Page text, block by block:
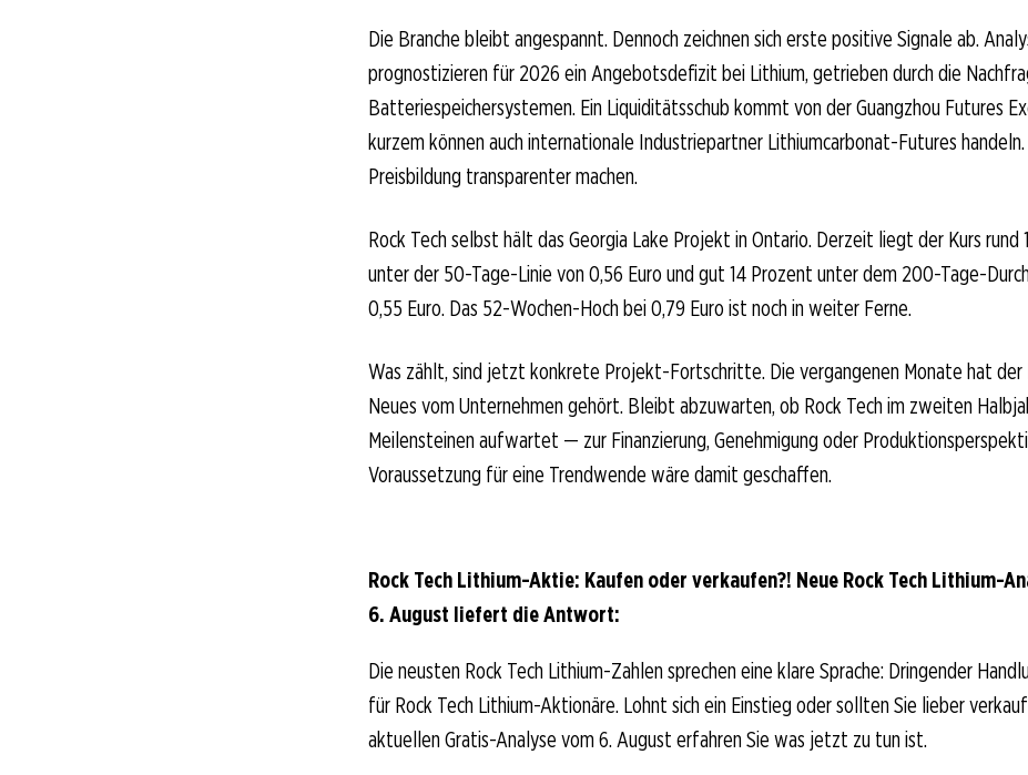
Die Branche bleibt angespannt. Dennoch zeichnen sich erste positive Signale ab.
prognostizieren für 2026 ein Angebotsdefizit bei Lithium, getrieben durch die
Batteriespeichersystemen. Ein Liquiditätsschub kommt von der Guangzhou Futures
kurzem können auch internationale Industriepartner Lithiumcarbonat-Futures
Preisbildung transparenter machen.
Rock Tech selbst hält das Georgia Lake Projekt in Ontario. Derzeit liegt der Kurs rund
unter der 50-Tage-Linie von 0,56 Euro und gut 14 Prozent unter dem 200-Tage-
0,55 Euro. Das 52-Wochen-Hoch bei 0,79 Euro ist noch in weiter Ferne.
Was zählt, sind jetzt konkrete Projekt-Fortschritte. Die vergangenen Monate hat der
Neues vom Unternehmen gehört. Bleibt abzuwarten, ob Rock Tech im zweiten
Meilensteinen aufwartet — zur Finanzierung, Genehmigung oder
Voraussetzung für eine Trendwende wäre damit geschaffen.
Rock Tech Lithium-Aktie: Kaufen oder verkaufen?! Neue Rock Tech Lithium-
6. August liefert die Antwort:
Die neusten Rock Tech Lithium-Zahlen sprechen eine klare Sprache: Dringender
für Rock Tech Lithium-Aktionäre. Lohnt sich ein Einstieg oder sollten Sie lieber
aktuellen Gratis-Analyse vom 6. August erfahren Sie was jetzt zu tun ist.